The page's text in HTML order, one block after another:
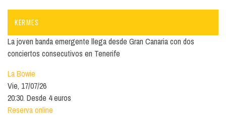
KERMES
La joven banda emergente llega desde Gran Canaria con dos
conciertos consecutivos en Tenerife
La Bowie
Vie, 17/07/26
20:30. Desde 4 euros
Reserva online